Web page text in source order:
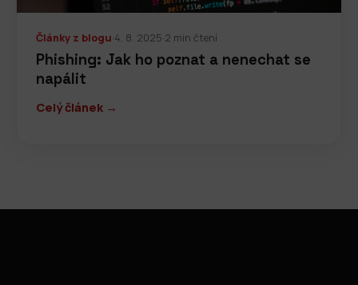
Články z blogu·4. 8. 2025·2 min čtení
Phishing: Jak ho poznat a nenechat se
napálit
Celý článek →